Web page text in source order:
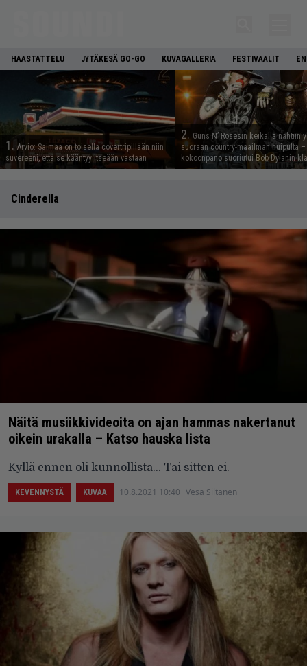
HAASTATTELU JYTÄKESÄ GO-GO KUVAGALLERIA FESTIVAALIT
1. Arvio: Saimaa on toisella covertripillään niin
suvereeni, että se kääntyy itseään vastaan
2. Guns N’ Rosesin keikalla nähtiin
suoraan country-maailman huipulta
kokoonpano suoriutui Bob Dylanin
Cinderella
Näitä musiikkivideoita on ajan hammas nakertanut
oikein urakalla – Katso hauska lista
Kyllä ennen oli kunnollista... Tai sitten ei.
KEVENNYSTÄ KUVAA 10.8.2021 10:40 Vesa Siltanen